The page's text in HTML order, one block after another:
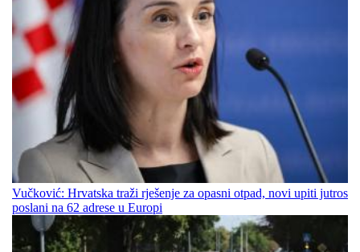
Vučković: Hrvatska traži rješenje za opasni otpad, novi upiti jutros
poslani na 62 adrese u Europi